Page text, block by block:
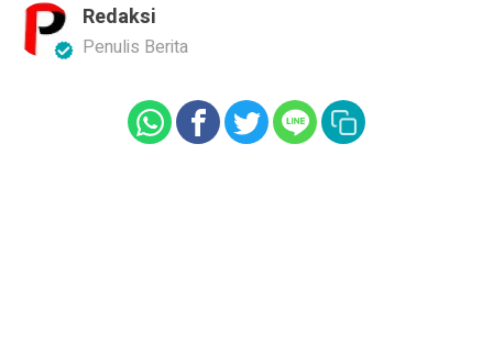
Redaksi
Penulis Berita